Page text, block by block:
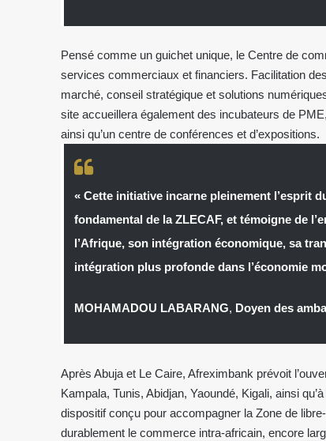
Pensé comme un guichet unique, le Centre de
services commerciaux et financiers. Facilitation
marché, conseil stratégique et solutions
site accueillera également des incubateurs de
ainsi qu’un centre de conférences et d’expositions.
« Cette initiative incarne pleinement l’esprit
fondamental de la ZLECAF, et témoigne de
l’Afrique, son intégration économique, sa
intégration plus profonde dans l’économie
MOHAMADOU LABARANG, Doyen des
Après Abuja et Le Caire, Afreximbank prévoit
Kampala, Tunis, Abidjan, Yaoundé, Kigali, ainsi
dispositif conçu pour accompagner la Zone de
durablement le commerce intra-africain, encore